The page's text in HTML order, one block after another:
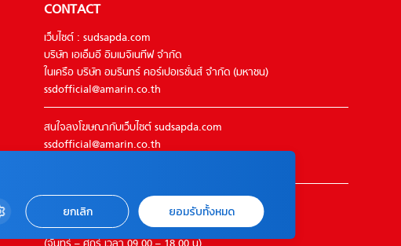
CONTACT
เว็บไซต์ : sudsapda.com
บริษัท เอเอ็มอี อิมเมจิเนทีฟ จำกัด
ในเครือ บริษัท อมรินทร์ คอร์เปอเรชั่นส์ จำกัด (มหาชน)
ssdofficial@amarin.co.th
สนใจลงโฆษณากับเว็บไซต์ sudsapda.com
ssdofficial@amarin.co.th
ติดต่อแจ้งปัญหาหรือร้องเรียน
02-422-9999 ต่อ 4180
ยกเลิก ยอมรับทั้งหมด